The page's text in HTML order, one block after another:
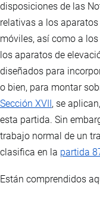
disposiciones de las
relativas a los
móviles, así como a
los aparatos de
diseñados para
o bien, para montar
Sección XVII , se aplican,
esta partida. Sin
trabajo normal de un
clasifica en la partida
Están comprendidos